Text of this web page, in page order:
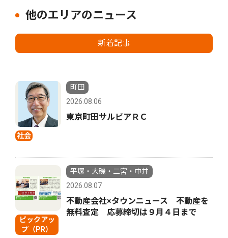
他のエリアのニュース
新着記事
社会
町田
2026.08.06
東京町田サルビアＲＣ
ピックアッ
プ（PR）
平塚・大磯・二宮・中井
2026.08.07
不動産会社×タウンニュース 不動産を
無料査定 応募締切は９月４日まで